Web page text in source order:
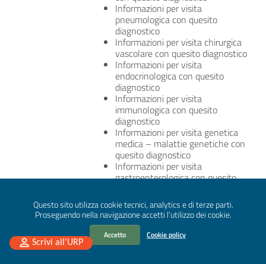
Questo sito utilizza cookie tecnici, analytics e di terze parti.
Proseguendo nella navigazione accetti l’utilizzo dei cookie.
Accetto Cookie policy
Informazioni per visita
pneumologica con quesito
diagnostico
Informazioni per visita chirurgica
vascolare con quesito diagnostico
Informazioni per visita
endocrinologica con quesito
diagnostico
Informazioni per visita
immunologica con quesito
diagnostico
Informazioni per visita genetica
medica – malattie genetiche con
quesito diagnostico
Informazioni per visita
gastroenterologica con quesito
Informazioni per visita ginecologica
– Infertilità di coppia – Gravidanza
(patologie) – Vulvoscopia – con
quesito diagnostico
Informazioni per visita algologica
Scrivi all'URP